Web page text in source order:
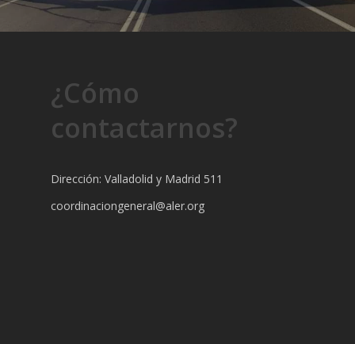
¿Cómo
contactarnos?
Dirección: Valladolid y Madrid 511
coordinaciongeneral@aler.org